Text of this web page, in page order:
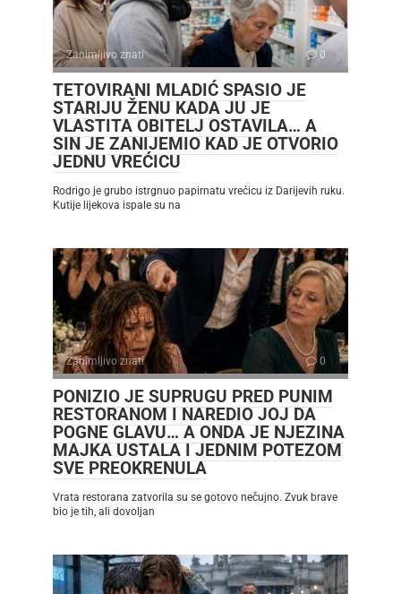
Zanimljivo znati 0
TETOVIRANI MLADIĆ SPASIO JE
STARIJU ŽENU KADA JU JE
VLASTITA OBITELJ OSTAVILA… A
SIN JE ZANIJEMIO KAD JE OTVORIO
JEDNU VREĆICU
Rodrigo je grubo istrgnuo papirnatu vrećicu iz Darijevih ruku.
Kutije lijekova ispale su na
Zanimljivo znati 0
PONIZIO JE SUPRUGU PRED PUNIM
RESTORANOM I NAREDIO JOJ DA
POGNE GLAVU… A ONDA JE NJEZINA
MAJKA USTALA I JEDNIM POTEZOM
SVE PREOKRENULA
Vrata restorana zatvorila su se gotovo nečujno. Zvuk brave
bio je tih, ali dovoljan